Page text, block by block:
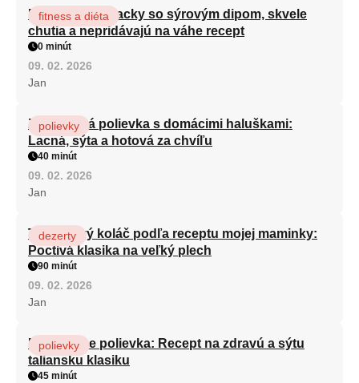
Brokolicové placky so sýrovým dipom, skvele
chutia a nepridávajú na váhe recept
fitness a diéta
0 minút
09. 02. 2026
Jan
Zeleninová polievka s domácimi haluškami:
Lacná, sýta a hotová za chvíľu
polievky
40 minút
09. 02. 2026
Jan
Tvarohový koláč podľa receptu mojej maminky:
Poctivá klasika na veľký plech
dezerty
90 minút
09. 02. 2026
Jan
Minestrone polievka: Recept na zdravú a sýtu
taliansku klasiku
polievky
45 minút